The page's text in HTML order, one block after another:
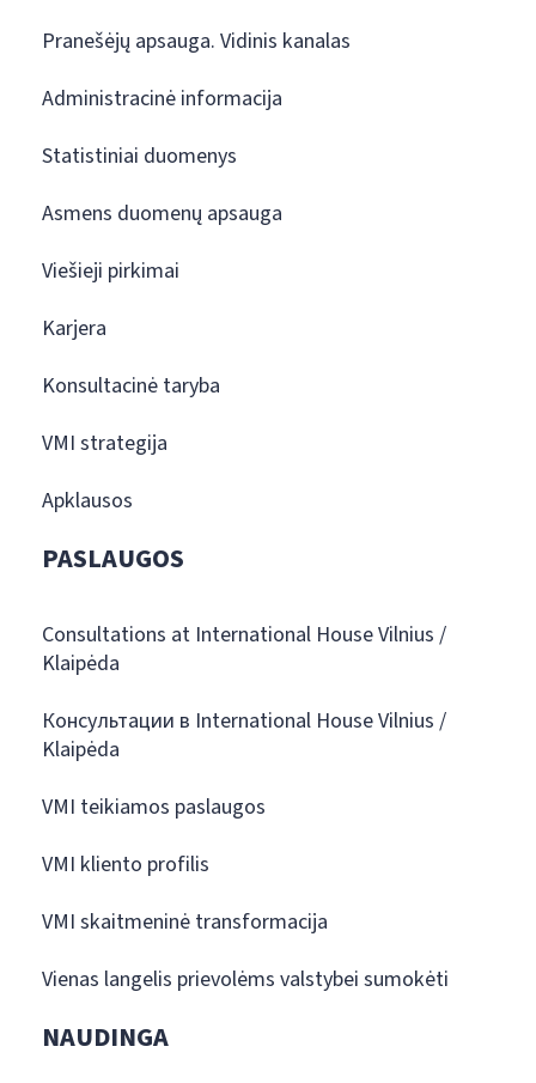
Pranešėjų apsauga. Vidinis kanalas
Administracinė informacija
Statistiniai duomenys
Asmens duomenų apsauga
Viešieji pirkimai
Karjera
Konsultacinė taryba
VMI strategija
Apklausos
PASLAUGOS
Consultations at International House Vilnius /
Klaipėda
Консультации в International House Vilnius /
Klaipėda
VMI teikiamos paslaugos
VMI kliento profilis
VMI skaitmeninė transformacija
Vienas langelis prievolėms valstybei sumokėti
NAUDINGA